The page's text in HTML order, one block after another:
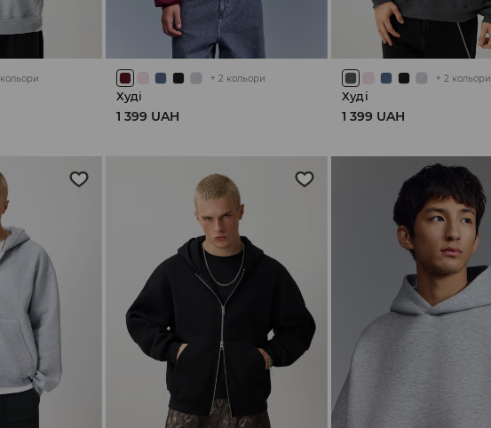
кольори + 2 кольори
Худі
1 399 UAH
+2 кольори
Худі
1 399 UAH